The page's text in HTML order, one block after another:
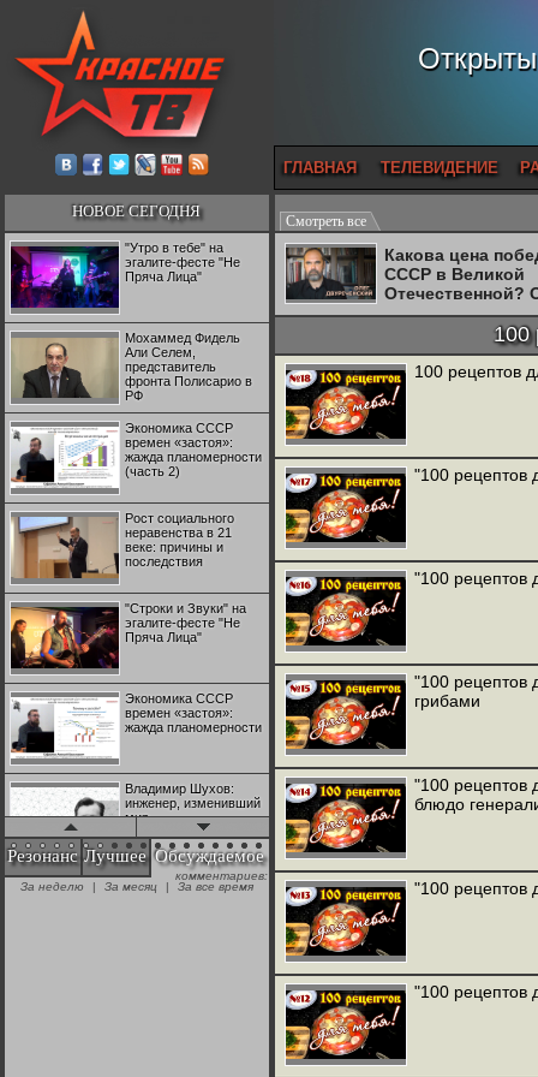
ГЛАВНАЯ ТЕЛЕВИДЕНИЕ
НОВОЕ СЕГОДНЯ
"Утро в тебе" на
эгалите-фесте "Не
Пряча Лица"
Мохаммед Фидель
Али Селем,
представитель
фронта Полисарио в
РФ
Экономика СССР
времен «застоя»:
жажда планомерности
(часть 2)
Рост социального
неравенства в 21
веке: причины и
последствия
"Строки и Звуки" на
эгалите-фесте "Не
Пряча Лица"
Экономика СССР
времен «застоя»:
жажда планомерности
Владимир Шухов:
инженер, изменивший
мир
"Аркадий Коц" на
эгалите-фесте "Не
Резонанс Лучшее Обсуждаемое
комментариев:
За неделю
| За месяц | За все время
Смотреть все
Какова цена
СССР в Великой
Отечественной?
Двуреченский о
100
100 рецептов
"100
"100 рецептов
"100 рецептов
грибами
"100 рецептов
блюдо
"100 рецептов
"100 рецептов